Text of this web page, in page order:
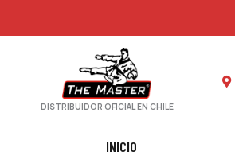
DISTRIBUIDOR OFICIAL EN CHILE
INICIO